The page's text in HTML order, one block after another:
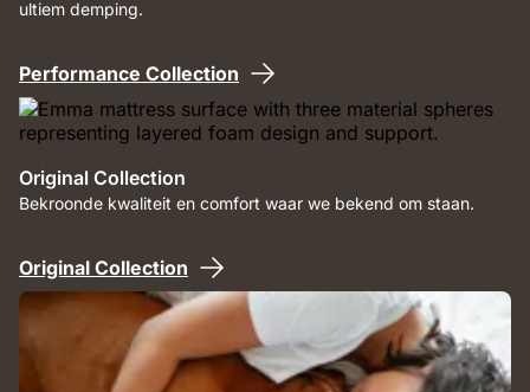
ultiem demping.
Performance Collection
Original Collection
Bekroonde kwaliteit en comfort waar we bekend om staan.
Original Collection